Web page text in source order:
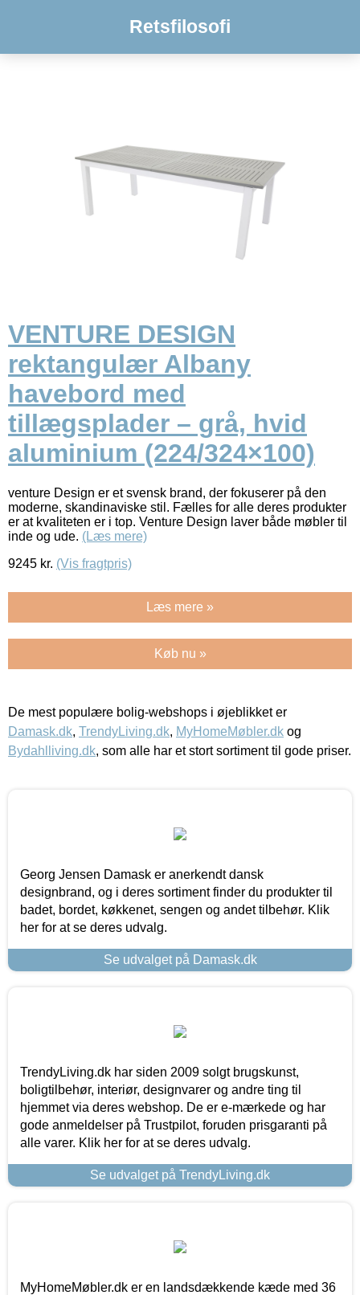
Retsfilosofi
VENTURE DESIGN
rektangulær Albany
havebord med
tillægsplader – grå, hvid
aluminium (224/324×100)
venture Design er et svensk brand, der fokuserer på den
moderne, skandinaviske stil. Fælles for alle deres produkter
er at kvaliteten er i top. Venture Design laver både møbler til
inde og ude. (Læs mere)
9245 kr. (Vis fragtpris)
Læs mere »
Køb nu »
De mest populære bolig-webshops i øjeblikket er
Damask.dk, TrendyLiving.dk, MyHomeMøbler.dk og
Bydahlliving.dk, som alle har et stort sortiment til gode priser.
Georg Jensen Damask er anerkendt dansk
designbrand, og i deres sortiment finder du produkter til
badet, bordet, køkkenet, sengen og andet tilbehør. Klik
her for at se deres udvalg.
Se udvalget på Damask.dk
TrendyLiving.dk har siden 2009 solgt brugskunst,
boligtilbehør, interiør, designvarer og andre ting til
hjemmet via deres webshop. De er e-mærkede og har
gode anmeldelser på Trustpilot, foruden prisgaranti på
alle varer. Klik her for at se deres udvalg.
Se udvalget på TrendyLiving.dk
MyHomeMøbler.dk er en landsdækkende kæde med 36